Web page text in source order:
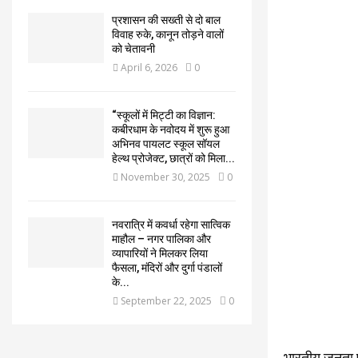
प्रशासन की सख्ती से दो बाल
विवाह रुके, कानून तोड़ने वालों
को चेतावनी
April 6, 2026 0
“स्कूलों में मिट्टी का विज्ञान:
कबीरधाम के नवोदय में शुरू हुआ
अभिनव पायलट स्कूल सॉयल
हेल्थ प्रोजेक्ट, छात्रों को मिला...
November 30, 2025 0
नवरात्रि में कवर्धा रहेगा सात्विक
माहौल – नगर पालिका और
व्यापारियों ने मिलकर लिया
फैसला, मंदिरों और दुर्गा पंडालों
के...
September 22, 2025 0